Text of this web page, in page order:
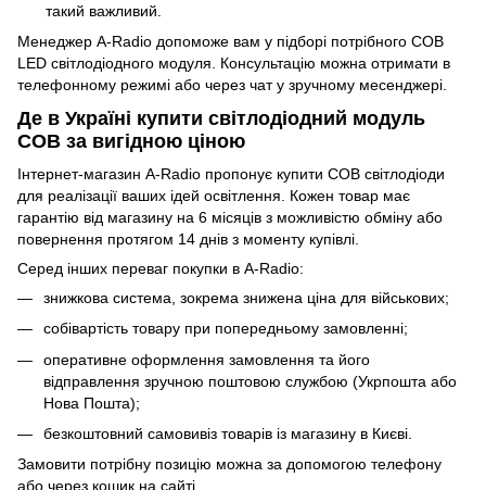
такий важливий.
Менеджер A-Radio допоможе вам у підборі потрібного COB
LED світлодіодного модуля. Консультацію можна отримати в
телефонному режимі або через чат у зручному месенджері.
Де в Україні купити світлодіодний модуль
COB за вигідною ціною
Інтернет-магазин A-Radio пропонує купити COB світлодіоди
для реалізації ваших ідей освітлення. Кожен товар має
гарантію від магазину на 6 місяців з можливістю обміну або
повернення протягом 14 днів з моменту купівлі.
Серед інших переваг покупки в A-Radio:
знижкова система, зокрема знижена ціна для військових;
собівартість товару при попередньому замовленні;
оперативне оформлення замовлення та його
відправлення зручною поштовою службою (Укрпошта або
Нова Пошта);
безкоштовний самовивіз товарів із магазину в Києві.
Замовити потрібну позицію можна за допомогою телефону
або через кошик на сайті.